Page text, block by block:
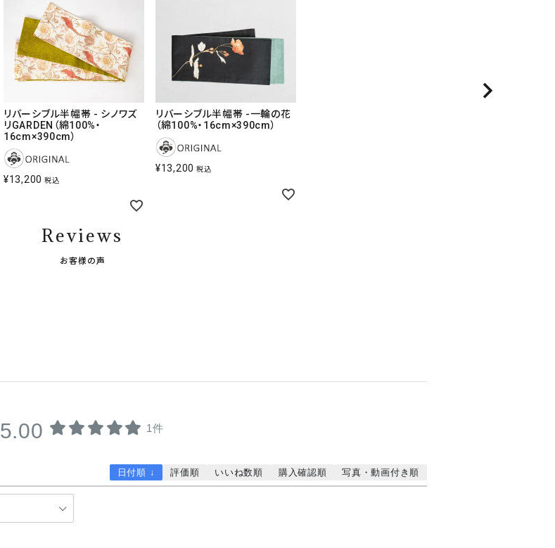
リバーシブル半幅帯 - シノワズ
リGARDEN（綿100%・
16cm×390cm）
¥13,200 税込
リバーシブル半幅帯 -一輪の花
（綿100%・16cm×390cm）
¥13,200 税込
Reviews
お客様の声
5.00 1件
日付順 ↓ 評価順 いいね数順 購入確認順 写真・動画付き順